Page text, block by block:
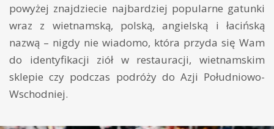
powyżej znajdziecie najbardziej popularne gatunki
wraz z wietnamską, polską, angielską i łacińską
nazwą – nigdy nie wiadomo, która przyda się Wam
do identyfikacji ziół w restauracji, wietnamskim
sklepie czy podczas podróży do Azji Południowo-
Wschodniej.